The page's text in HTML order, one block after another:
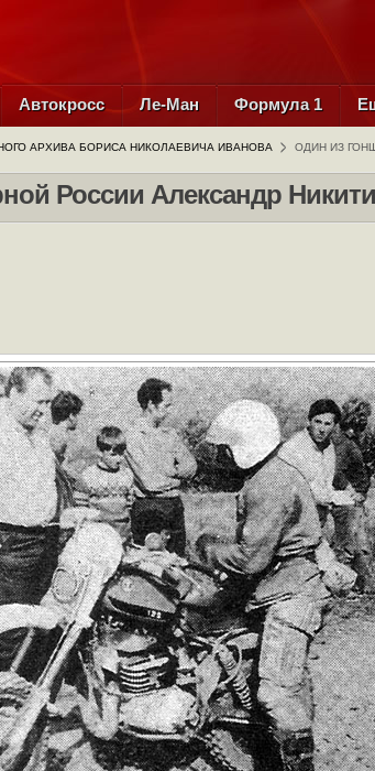
Автокросс Ле-Ман Формула 1
АРХИВА БОРИСА НИКОЛАЕВИЧА ИВАНОВА ОДИН ИЗ
России Александр